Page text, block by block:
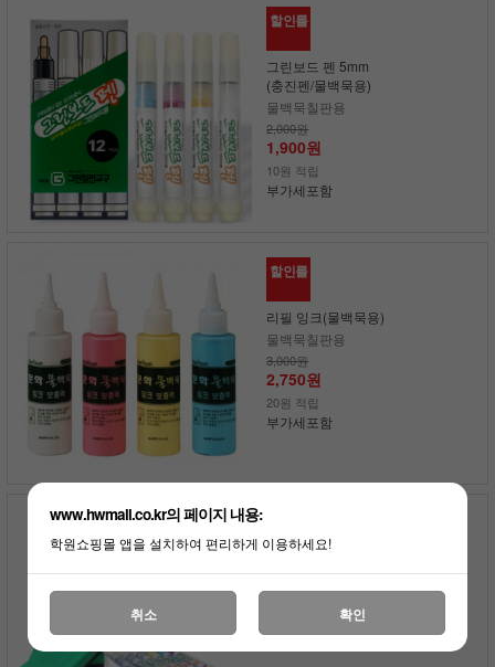
할인률
그린보드 펜 5mm
(충진펜/물백묵용)
물백묵칠판용
2,000원
1,900원
10원 적립
부가세포함
할인률
리필 잉크(물백묵용)
물백묵칠판용
3,000원
2,750원
20원 적립
부가세포함
소모품 세트
40,700원
www.hwmall.co.kr의 페이지 내용:
학원쇼핑몰 앱을 설치하여 편리하게 이용하세요!
취소 확인